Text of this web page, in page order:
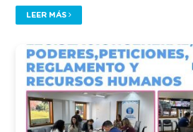
LEER MÁS